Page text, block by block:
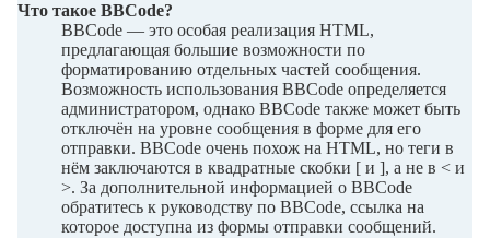
Что такое BBCode?
BBCode — это особая реализация HTML,
предлагающая большие возможности по
форматированию отдельных частей сообщения.
Возможность использования BBCode определяется
администратором, однако BBCode также может быть
отключён на уровне сообщения в форме для его
отправки. BBCode очень похож на HTML, но теги в
нём заключаются в квадратные скобки [ и ], а не в < и
>. За дополнительной информацией о BBCode
обратитесь к руководству по BBCode, ссылка на
которое доступна из формы отправки сообщений.